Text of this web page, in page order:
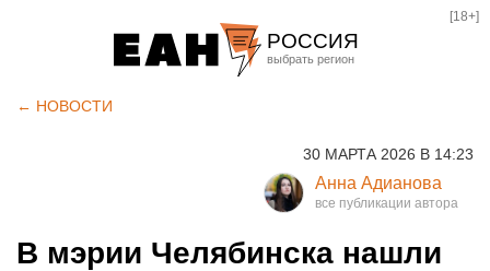
РОССИЯ
Курган
Оренбург
[18+]
← НОВОСТИ
30 МАРТА 2026 В 14:23
Анна Адианова
В мэрии Челябинска нашли